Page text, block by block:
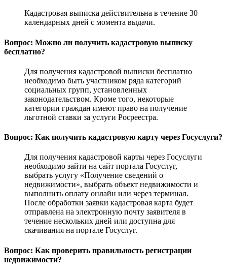
Кадастровая выписка действительна в течение 30
календарных дней с момента выдачи.
Вопрос: Можно ли получить кадастровую выписку
бесплатно?
Для получения кадастровой выписки бесплатно
необходимо быть участником ряда категорий
социальных групп, установленных
законодательством. Кроме того, некоторые
категории граждан имеют право на получение
льготной ставки за услуги Росреестра.
Вопрос: Как получить кадастровую карту через Госуслуги?
Для получения кадастровой карты через Госуслуги
необходимо зайти на сайт портала Госуслуг,
выбрать услугу «Получение сведений о
недвижимости», выбрать объект недвижимости и
выполнить оплату онлайн или через терминал.
После обработки заявки кадастровая карта будет
отправлена на электронную почту заявителя в
течение нескольких дней или доступна для
скачивания на портале Госуслуг.
Вопрос: Как проверить правильность регистрации
недвижимости?